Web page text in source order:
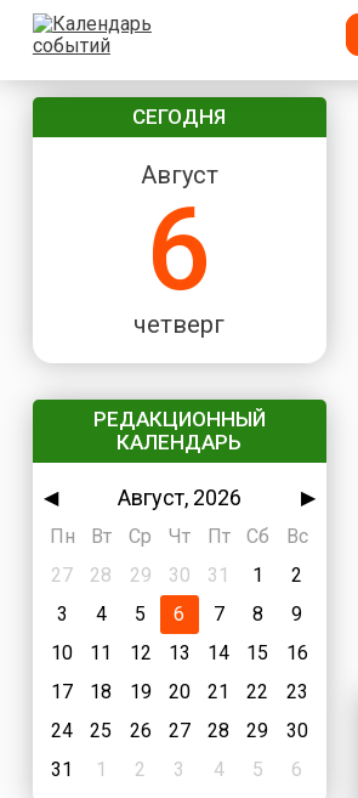
СЕГОДНЯ
Август
6
четверг
РЕДАКЦИОННЫЙ
КАЛЕНДАРЬ
◀ Август, 2026
▶
Пн
Вт Ср Чт Пт Сб
Вс
27
28 29 30 31 1
2
3
4 5 6 7 8
9
10
11 12 13 14 15
16
17
18 19 20 21 22
23
24
25 26 27 28 29
30
31
1 2 3 4 5 6